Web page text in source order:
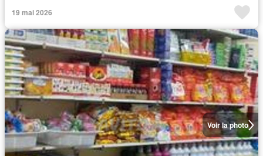
19 mai 2026
Voir la photo